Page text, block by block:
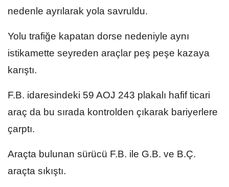
nedenle ayrılarak yola savruldu.
Yolu trafiğe kapatan dorse nedeniyle aynı
istikamette seyreden araçlar peş peşe kazaya
karıştı.
F.B. idaresindeki 59 AOJ 243 plakalı hafif ticari
araç da bu sırada kontrolden çıkarak bariyerlere
çarptı.
Araçta bulunan sürücü F.B. ile G.B. ve B.Ç.
araçta sıkıştı.